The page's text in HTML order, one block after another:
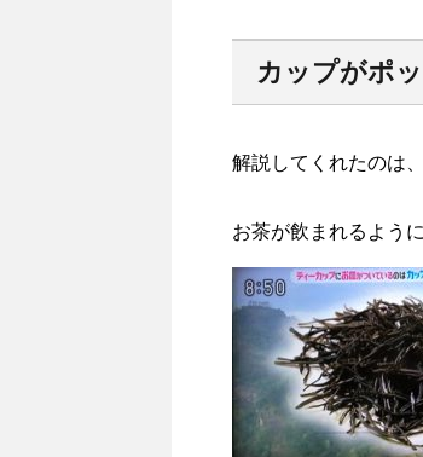
カップがポ
解説してくれたのは
お茶が飲まれるよう